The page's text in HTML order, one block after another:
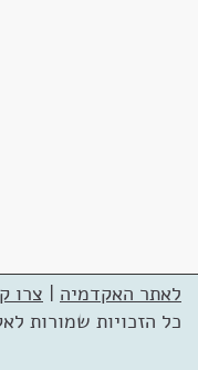
לאתר האקדמיה | צרו
כל הזכויות שמורות